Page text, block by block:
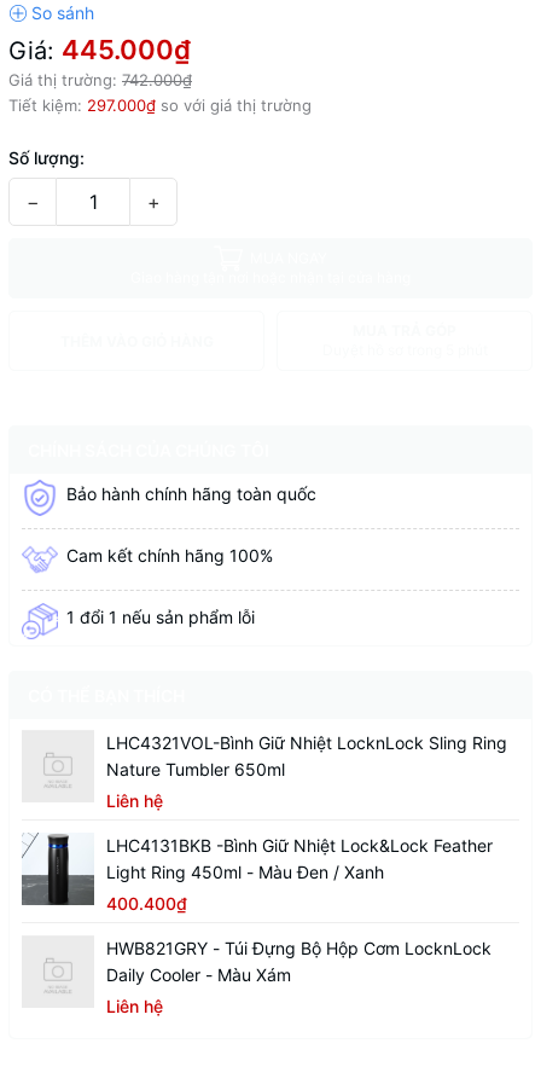
Giá: 445.000₫
Giá thị trường: 742.000₫
Tiết kiệm: 297.000₫ so với giá thị trường
Số lượng:
− +
Bảo hành chính hãng toàn quốc
Cam kết chính hãng 100%
1 đổi 1 nếu sản phẩm lỗi
LHC4321VOL-Bình Giữ Nhiệt LocknLock Sling Ring
Nature Tumbler 650ml
Liên hệ
LHC4131BKB -Bình Giữ Nhiệt Lock&Lock Feather
Light Ring 450ml - Màu Đen / Xanh
400.400₫
HWB821GRY - Túi Đựng Bộ Hộp Cơm LocknLock
Daily Cooler - Màu Xám
Liên hệ